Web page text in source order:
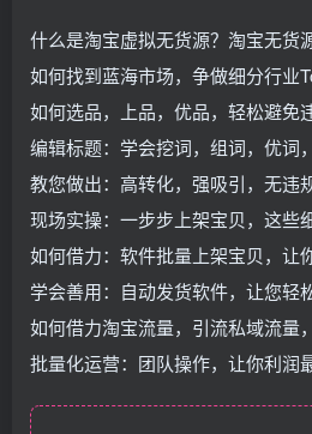
什么是淘宝虚拟无货源？淘宝无货
如何找到蓝海市场，争做细分行业
如何选品，上品，优品，轻松避免
编辑标题：学会挖词，组词，优词
教您做出：高转化，强吸引，无违
现场实操：一步步上架宝贝，这些
如何借力：软件批量上架宝贝，让
学会善用：自动发货软件，让您轻
如何借力淘宝流量，引流私域流量
批量化运营：团队操作，让你利润